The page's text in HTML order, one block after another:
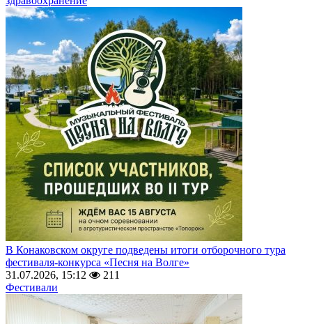
В Конаковском округе подведены итоги отборочного тура
фестиваля-конкурса «Песня на Волге»
31.07.2026, 15:12
211
Фестивали